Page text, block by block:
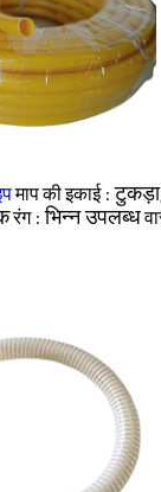
माप की इकाई :
रंग :भिन्न उपलब्ध